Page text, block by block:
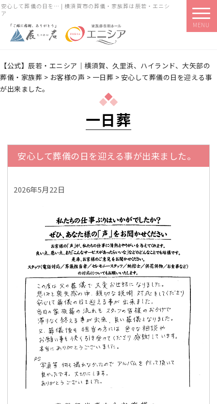
安心して葬儀の日を… | 横須賀市の葬儀・家族葬は辰若・エニシ
ア
MENU
【公式】辰若・エニシア｜横須賀、久里浜、ハイランド、大矢部の
葬儀・家族葬 > お客様の声 > 一日葬 > 安心して葬儀の日を迎える事
が出来ました。
一日葬
安心して葬儀の日を迎える事が出来ました。
2026年5月22日